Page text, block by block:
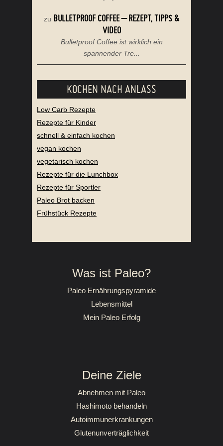
zu BULLETPROOF COFFEE – REZEPT, TIPPS &
VIDEO
Bulletproof Coffee ist wirklich ein
spannender Tre...
KOCHEN NACH ANLASS
Low Carb Rezepte
Rezepte für Kinder
schnell & einfach kochen
vegan kochen
vegetarisch kochen
Rezepte für die Lunchbox
Rezepte für Sportler
Paleo Brot backen
Frühstück Rezepte
Was ist Paleo?
Paleo Ernährungspyramide
Lebensmittel
Mein Paleo Erfolg
Deine Ziele
Abnehmen mit Paleo
Hashimoto behandeln
Autoimmunerkrankungen
Glutenunverträglichkeit